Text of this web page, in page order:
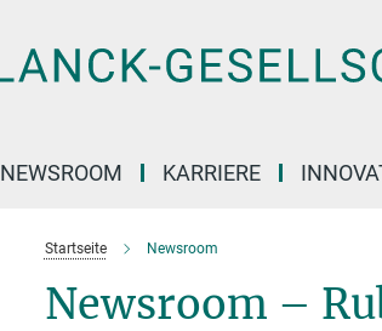
NEWSROOM KARRIERE
Startseite Newsroom
Newsroom –